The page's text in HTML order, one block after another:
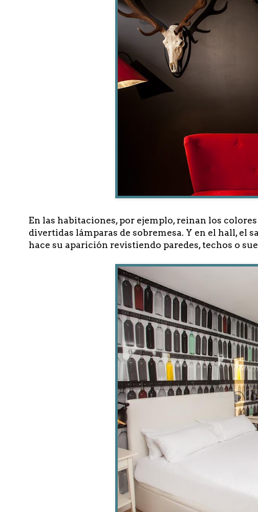
En las habitaciones, por ejemplo, reinan los colores
divertidas lámparas de sobremesa. Y en el hall, el
hace su aparición revistiendo paredes, techos o